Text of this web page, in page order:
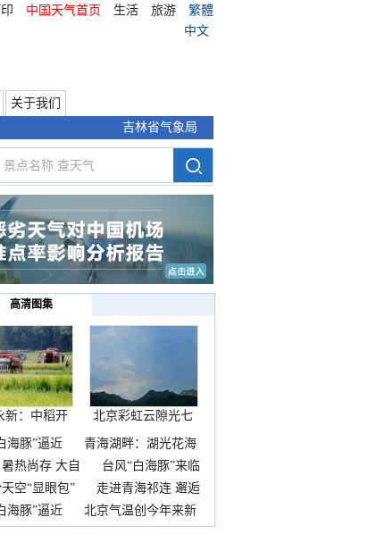
中国天气首页 生活 旅游
繁體
中文
关于我们
吉林省气象局
高清图集
新：中稻开
镰抢
北京彩虹云隙光七
彩云
海豚”逼近
青海湖畔：湖光花海
热尚存 大自
台风“白海豚”来临
空“显眼包”
走进青海祁连 邂逅
海豚”逼近
北京气温创今年来新